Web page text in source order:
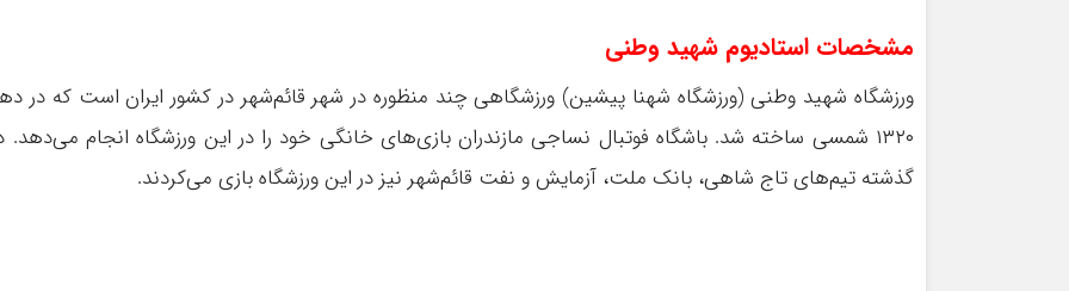
مشخصات استادیوم شهید وطنی
ورزشگاه شهید وطنی (ورزشگاه شهنا پیشین) ورزشگاهی چند منظوره در شهر قائم‌شهر در کشور ایران است که در
۱۳۲۰ شمسی ساخته شد. باشگاه فوتبال نساجی مازندران بازی‌های خانگی خود را در این ورزشگاه انجام می‌دهد.
گذشته تیم‌های تاج شاهی، بانک ملت، آزمایش و نفت قائم‌شهر نیز در این ورزشگاه بازی می‌کردند.